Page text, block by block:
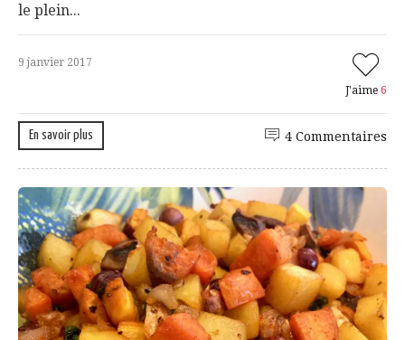
le plein...
9 janvier 2017
J'aime 6
En savoir plus 4 Commentaires